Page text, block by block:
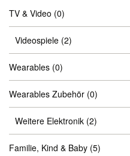
TV & Video (0)
Videospiele (2)
Wearables (0)
Wearables Zubehör (0)
Weitere Elektronik (2)
Familie, Kind & Baby (5)